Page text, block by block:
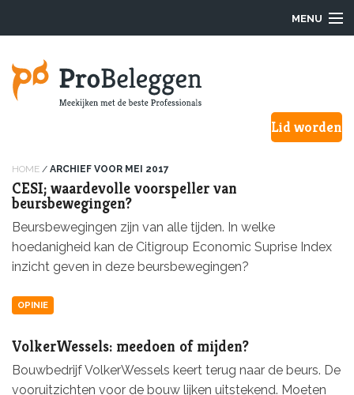
MENU
Hoe werkt het?
Onze Pro’s
Aanmelden
Lid worden
HOME / ARCHIEF VOOR MEI 2017
CESI; waardevolle voorspeller van
beursbewegingen?
Beursbewegingen zijn van alle tijden. In welke
hoedanigheid kan de Citigroup Economic Suprise Index
inzicht geven in deze beursbewegingen?
OPINIE
VolkerWessels: meedoen of mijden?
Bouwbedrijf VolkerWessels keert terug naar de beurs. De
vooruitzichten voor de bouw lijken uitstekend. Moeten